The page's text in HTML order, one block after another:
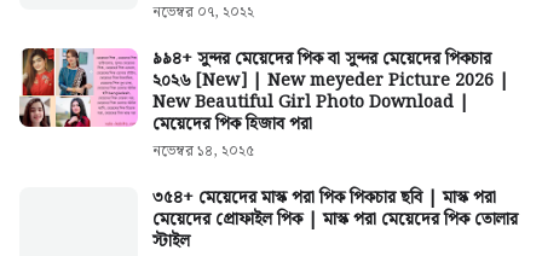
নভেম্বর ০৭, ২০২২
৯৯৪+ সুন্দর মেয়েদের পিক বা সুন্দর মেয়েদের পিকচার
২০২৬ [New] | New meyeder Picture 2026 |
New Beautiful Girl Photo Download |
মেয়েদের পিক হিজাব পরা
নভেম্বর ১৪, ২০২৫
৩৫৪+ মেয়েদের মাস্ক পরা পিক পিকচার ছবি | মাস্ক পরা
মেয়েদের প্রোফাইল পিক | মাস্ক পরা মেয়েদের পিক তোলার
স্টাইল